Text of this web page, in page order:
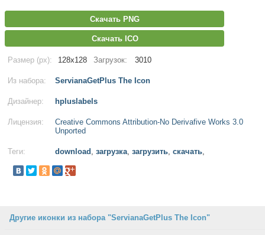
Скачать PNG
Скачать ICO
Размер (px): 128x128 Загрузок: 3010
Из набора: ServianaGetPlus The Icon
Дизайнер: hpluslabels
Лицензия:
Creative Commons Attribution-No Derivafive Works 3.0
Unported
Теги: download , загрузка, загрузить, скачать,
Другие иконки из набора "ServianaGetPlus The Icon"